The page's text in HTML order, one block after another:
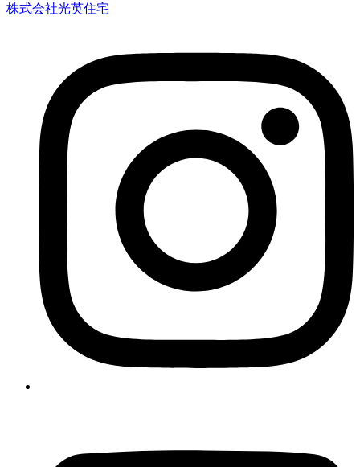
株式会社光英住宅